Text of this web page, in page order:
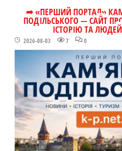
➦ «ПЕРШИЙ ПОРТАЛ»
ПОДІЛЬСЬКОГО — САЙТ
ІСТОРІЮ ТА ЛЮДЕЙ
2026-08-03 7 0